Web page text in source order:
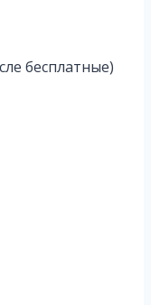
бесплатные)